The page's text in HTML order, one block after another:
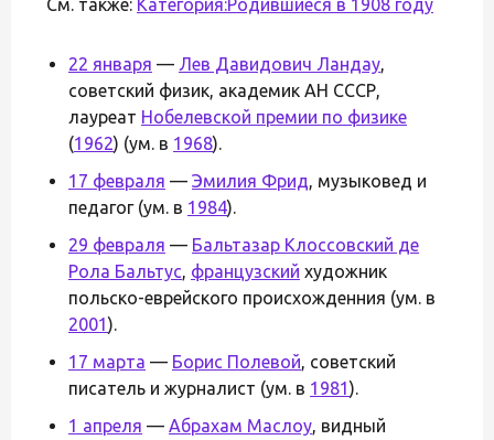
См. также: Категория:Родившиеся в 1908 году
22 января — Лев Давидович Ландау,
советский физик, академик АН СССР,
лауреат Нобелевской премии по физике
(1962) (ум. в 1968).
17 февраля — Эмилия Фрид, музыковед и
педагог (ум. в 1984).
29 февраля — Бальтазар Клоссовский де
Рола Бальтус, французский художник
польско-еврейского происхожденния (ум. в
2001).
17 марта — Борис Полевой, советский
писатель и журналист (ум. в 1981).
1 апреля — Абрахам Маслоу, видный